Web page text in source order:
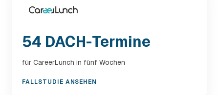
54 DACH-Termine
für CareerLunch in fünf Wochen
FALLSTUDIE ANSEHEN